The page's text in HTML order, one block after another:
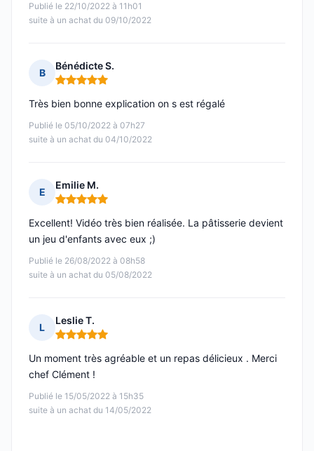
Publié le 22/10/2022 à 11h01
suite à un achat du 09/10/2022
B
Bénédicte S.
Note : 5 sur 5
Publié le 05/10/2022 à 07h27
suite à un achat du 04/10/2022
Très bien bonne explication on s est régalé
E
Emilie M.
Note : 5 sur 5
Publié le 26/08/2022 à 08h58
suite à un achat du 05/08/2022
Excellent! Vidéo très bien réalisée. La pâtisserie devient
un jeu d'enfants avec eux ;)
L
Leslie T.
Note : 5 sur 5
Publié le 15/05/2022 à 15h35
suite à un achat du 14/05/2022
Un moment très agréable et un repas délicieux . Merci
chef Clément !